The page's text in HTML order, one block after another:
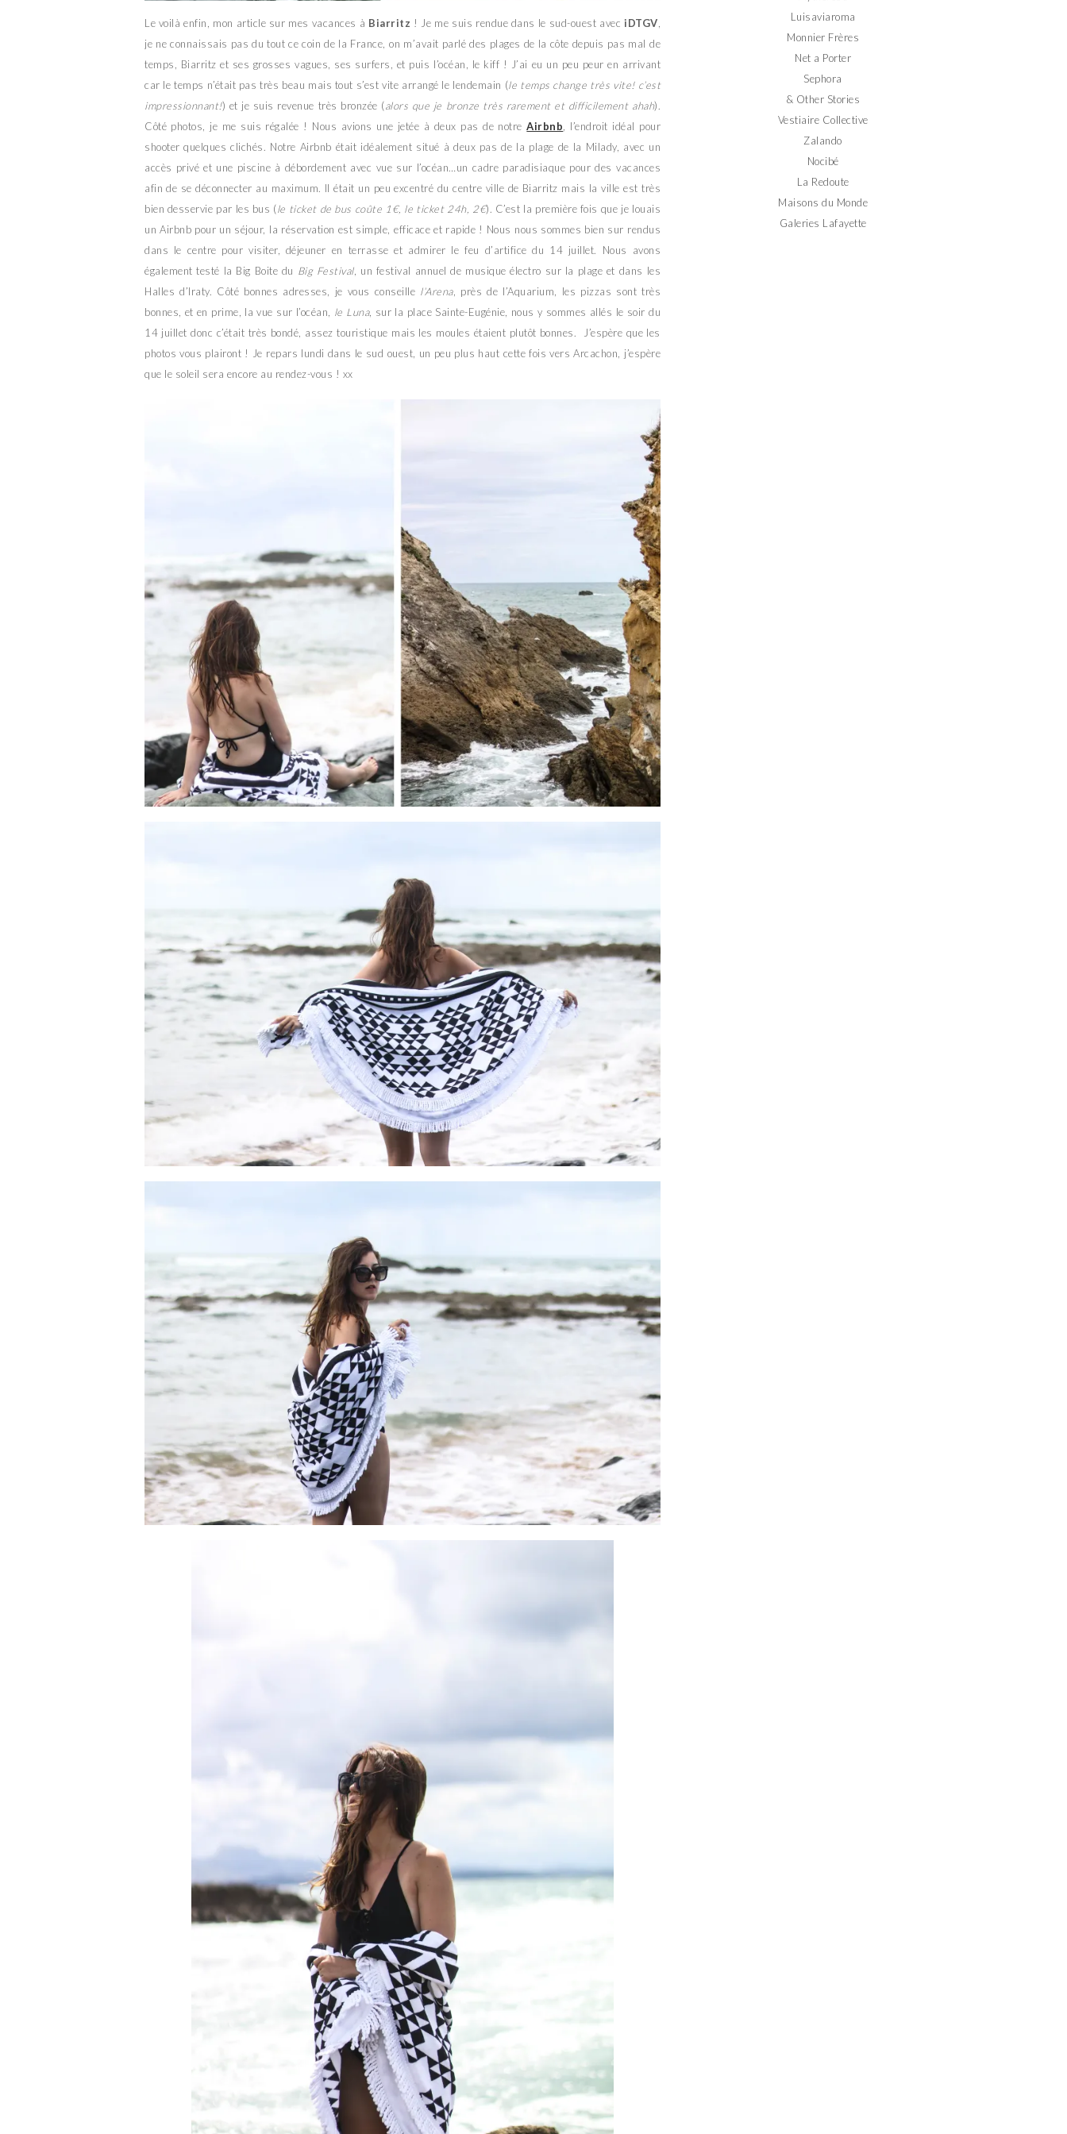
Le voilà enfin, mon article sur mes vacances à Biarritz ! Je me suis rendue dans le sud-ouest avec iDTGV
je ne connaissais pas du tout ce coin de la France, on m’avait parlé des plages de la côte depuis pas mal de
temps, Biarritz et ses grosses vagues, ses surfers, et puis l’océan, le kiff ! J’ai eu un peu peur en arrivant
car le temps n’était pas très beau mais tout s’est vite arrangé le lendemain (le temps change très vite! c’est
impressionnant!) et je suis revenue très bronzée (alors que je bronze très rarement et difficilement ahah).
Côté photos, je me suis régalée ! Nous avions une jetée à deux pas de notreAirbnb , l’endroit idéal pour
shooter quelques clichés. Notre Airbnb était idéalement situé à deux pas de la plage de la Milady, avec un
accès privé et une piscine à débordement avec vue sur l’océan…un cadre paradisiaque pour des vacances
afin de se déconnecter au maximum. Il était un peu excentré du centre ville de Biarritz mais la ville est très
bien desservie par les bus (le ticket de bus coûte 1€, le ticket 24h, 2€). C’est la première fois que je louais
un Airbnb pour un séjour, la réservation est simple, efficace et rapide ! Nous nous sommes bien sur rendus
dans le centre pour visiter, déjeuner en terrasse et admirer le feu d’artifice du 14 juillet. Nous avons
également testé la Big Boite du Big Festival, un festival annuel de musique électro sur la plage et dans les
Halles d’Iraty. Côté bonnes adresses, je vous conseille l’Arena, près de l’Aquarium, les pizzas sont très
bonnes, et en prime, la vue sur l’océan, le Luna, sur la place Sainte-Eugénie, nous y sommes allés le soir du
14 juillet donc c’était très bondé, assez touristique mais les moules étaient plutôt bonnes. J’espère que les
photos vous plairont ! Je repars lundi dans le sud ouest, un peu plus haut cette fois vers Arcachon, j’espère
que le soleil sera encore au rendez-vous ! xx
Luisaviaroma
Monnier Frères
Net a Porter
Sephora
& Other Stories
Vestiaire Collective
Zalando
Nocibé
La Redoute
Maisons du Monde
Galeries Lafayette